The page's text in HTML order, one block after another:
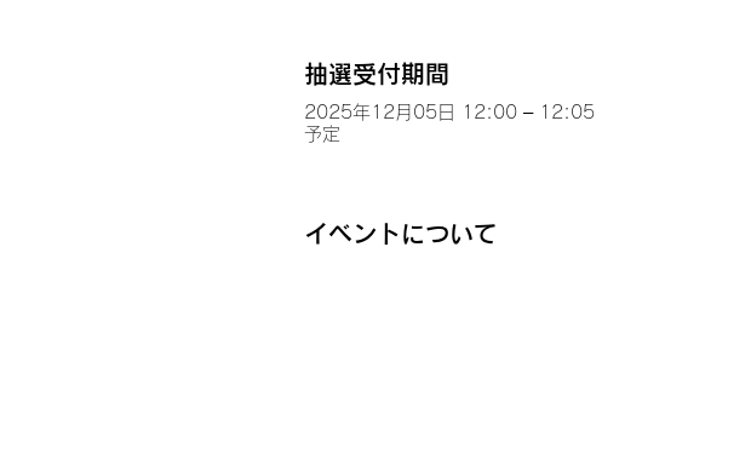
抽選受付期間
2025年12月05日 12:00 – 12:05
予定
イベントについて